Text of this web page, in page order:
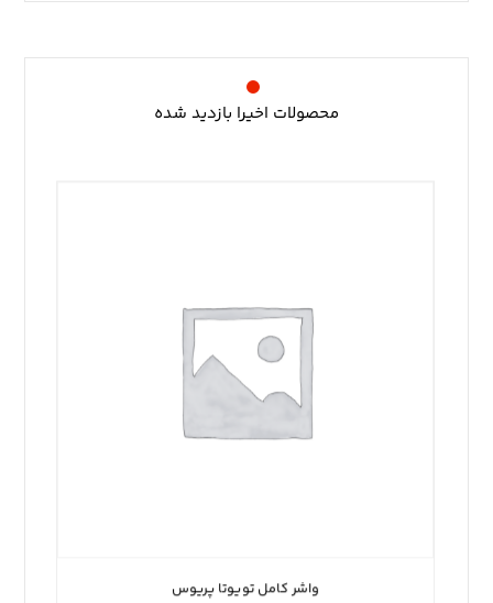
محصولات اخیرا بازدید شده
واشر کامل تویوتا پریوس